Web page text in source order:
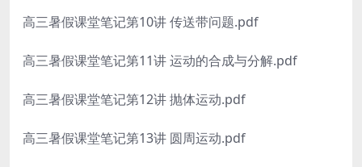
高三暑假课堂笔记第10讲 传送带问题.pdf
高三暑假课堂笔记第11讲 运动的合成与分解.pdf
高三暑假课堂笔记第12讲 抛体运动.pdf
高三暑假课堂笔记第13讲 圆周运动.pdf